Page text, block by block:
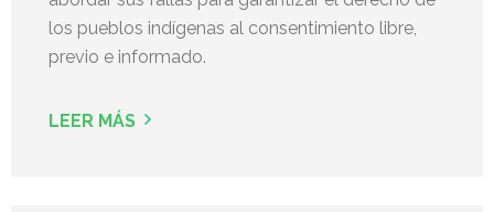
los pueblos indígenas al consentimiento libre,
previo e informado.
LEER MÁS